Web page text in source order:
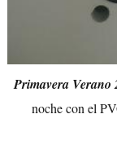
Primavera Verano
noche con el